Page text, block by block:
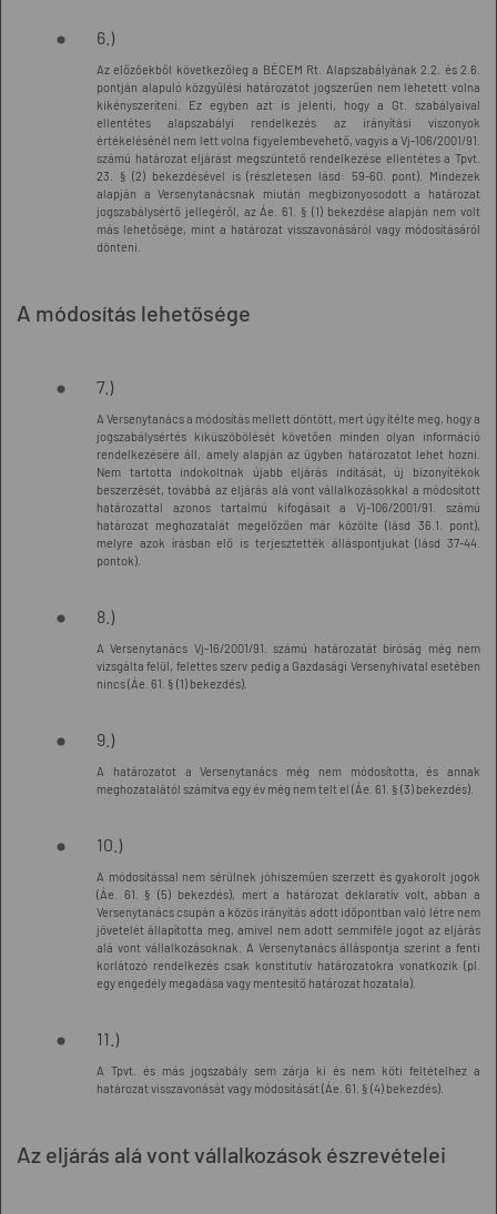
6.)
Az előzőekből következőleg a BÉCEM Rt. Alapszabályának 2.2. és 2.6.
pontján alapuló közgyűlési határozatot jogszerűen nem lehetett volna
kikényszeríteni. Ez egyben azt is jelenti, hogy a Gt. szabályaival
ellentétes alapszabályi rendelkezés az irányítási viszonyok
értékelésénél nem lett volna figyelembevehető, vagyis a Vj-106/2001/91.
számú határozat eljárást megszüntető rendelkezése ellentétes a Tpvt.
23. § (2) bekezdésével is (részletesen lásd: 59-60. pont). Mindezek
alapján a Versenytanácsnak miután megbizonyosodott a határozat
jogszabálysértő jellegéről, az Áe. 61. § (1) bekezdése alapján nem volt
más lehetősége, mint a határozat visszavonásáról vagy módosításáról
dönteni.
A módosítás lehetősége
7.)
A Versenytanács a módosítás mellett döntött, mert úgy ítélte meg, hogy a
jogszabálysértés kiküszöbölését követően minden olyan információ
rendelkezésére áll, amely alapján az ügyben határozatot lehet hozni.
Nem tartotta indokoltnak újabb eljárás indítását, új bizonyítékok
beszerzését, továbbá az eljárás alá vont vállalkozásokkal a módosított
határozattal azonos tartalmú kifogásait a Vj-106/2001/91. számú
határozat meghozatalát megelőzően már közölte (lásd 36.1. pont),
melyre azok írásban elő is terjesztették álláspontjukat (lásd 37-44.
pontok).
8.)
A Versenytanács Vj-16/2001/91. számú határozatát bíróság még nem
vizsgálta felül, felettes szerv pedig a Gazdasági Versenyhivatal esetében
nincs (Áe. 61. § (1) bekezdés).
9.)
A határozatot a Versenytanács még nem módosította, és annak
meghozatalától számítva egy év még nem telt el (Áe. 61. § (3) bekezdés).
10.)
A módosítással nem sérülnek jóhiszeműen szerzett és gyakorolt jogok
(Áe. 61. § (5) bekezdés), mert a határozat deklaratív volt, abban a
Versenytanács csupán a közös irányítás adott időpontban való létre nem
jövetelét állapította meg, amivel nem adott semmiféle jogot az eljárás
alá vont vállalkozásoknak. A Versenytanács álláspontja szerint a fenti
korlátozó rendelkezés csak konstitutív határozatokra vonatkozik (pl.
egy engedély megadása vagy mentesítő határozat hozatala).
11.)
A Tpvt. és más jogszabály sem zárja ki és nem köti feltételhez a
határozat visszavonását vagy módosítását (Áe. 61. § (4) bekezdés).
Az eljárás alá vont vállalkozások észrevételei